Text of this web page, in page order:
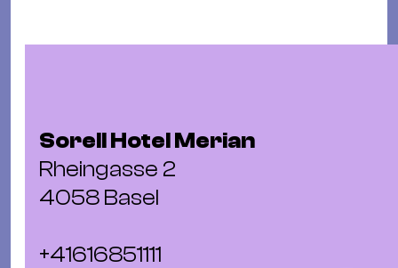
Sorell Hotel Merian
Rheingasse 2
4058 Basel
+41616851111